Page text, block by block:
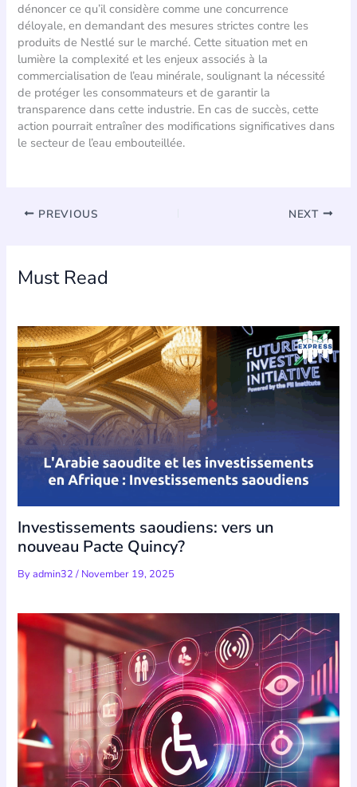
dénoncer ce qu’il considère comme une concurrence
déloyale, en demandant des mesures strictes contre les
produits de Nestlé sur le marché. Cette situation met en
lumière la complexité et les enjeux associés à la
commercialisation de l’eau minérale, soulignant la nécessité
de protéger les consommateurs et de garantir la
transparence dans cette industrie. En cas de succès, cette
action pourrait entraîner des modifications significatives dans
le secteur de l’eau embouteillée.
PREVIOUS NEXT
Must Read
Investissements saoudiens: vers un
nouveau Pacte Quincy?
Byadmin32/ November 19, 2025